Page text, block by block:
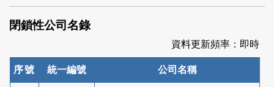
索
閉鎖性公司名錄
資料更新頻率：即時
序號 統一編號 公司名稱